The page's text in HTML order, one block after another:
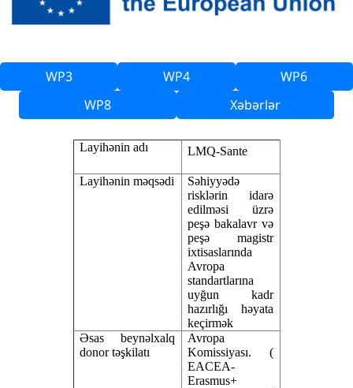
WP3 WP4
WP6
WP8
Xəbərlər
Layihənin adı LMQ-Sante
Layihənin məqsədi Səhiyyədə
risklərin idarə
edilməsi üzrə
peşə bakalavr və
peşə magistr
ixtisaslarında
Avropa
standartlarına
uyğun kadr
hazırlığı həyata
keçirmək
Əsas beynəlxalq
donor təşkilatı
Avropa
Komissiyası. (
EACEA-
Erasmus+